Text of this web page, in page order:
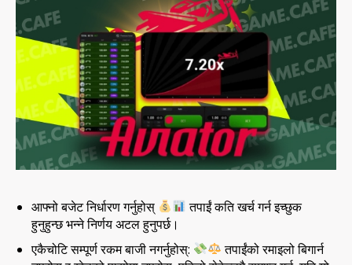
आफ्नो बजेट निर्धारण गर्नुहोस्
तपाईं कति खर्च गर्न इच्छुक
हुनुहुन्छ भन्ने निर्णय अटल हुनुपर्छ।
एकैचोटि सम्पूर्ण रकम बाजी नगर्नुहोस्:
तपाईंको रमाइलो बिगार्न